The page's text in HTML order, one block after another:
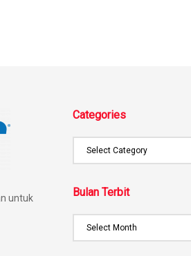
untuk
Categories
Bulan Terbit